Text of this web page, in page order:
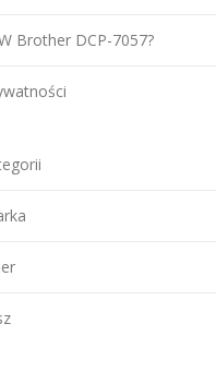
Brother DCP-7057?